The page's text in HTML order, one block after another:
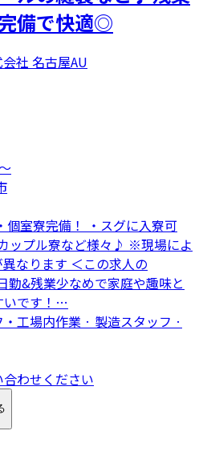
備で快適◎
社 名古屋AU
個室寮完備！ ・スグに入寮可
ップル寮など様々♪ ※現場によ
なります ＜この求人の
&残業少なめで家庭や趣味と
いです！…
工場内作業 · 製造スタッフ ·
わせください